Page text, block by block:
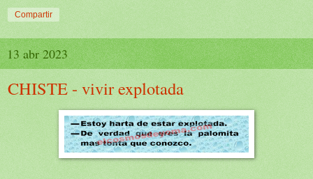
Compartir
13 abr 2023
CHISTE - vivir explotada